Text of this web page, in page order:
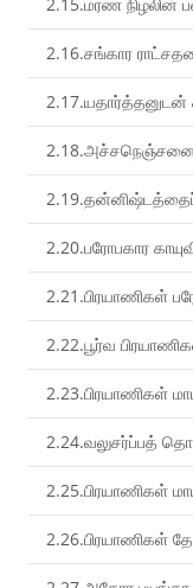
2.16.சங்கார
2.17.யதார்த்தனுடன்
2.20.பரோபகார
2.21.பிரயாணிகள்
2.22.பூர்வ
2.23.பிரயாணிகள்
2.24.வலுசர்ப்பத்
2.25.பிரயாணிகள்
2.26.பிரயாணிகள்